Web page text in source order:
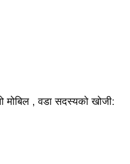
मोबिल , वडा सदस्यको खोजी: